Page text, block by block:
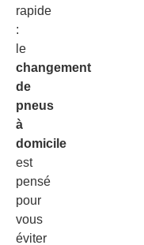
rapide
:
le
changement
de
pneus
à
domicile
est
pensé
pour
vous
éviter